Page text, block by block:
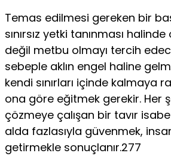
Temas edilmesi gereken bir
sınırsız yetki tanınması
değil metbu olmayı tercih
sebeple aklın engel haline
kendi sınırları içinde kalmaya
ona göre eğitmek gerekir. Her
çözmeye çalışan bir tavır
alda fazlasıyla güvenmek,
getirmekle sonuçlanır.277